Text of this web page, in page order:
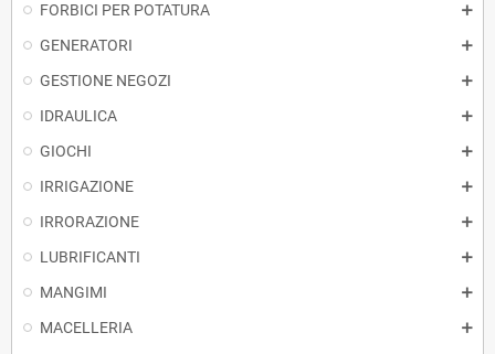
FORBICI PER POTATURA
GENERATORI
GESTIONE NEGOZI
IDRAULICA
GIOCHI
IRRIGAZIONE
IRRORAZIONE
LUBRIFICANTI
MANGIMI
MACELLERIA